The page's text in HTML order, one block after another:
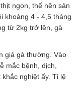
ngon, thế nên sản
khoảng 4 - 4,5 tháng
từ 2kg trở lên, gà
giá gà thường. Vào
mắc bệnh, dịch,
nghiệt ấy. Tỉ lệ